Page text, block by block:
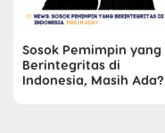
Sosok Pemimpin yang
Berintegritas di
Indonesia, Masih Ada?